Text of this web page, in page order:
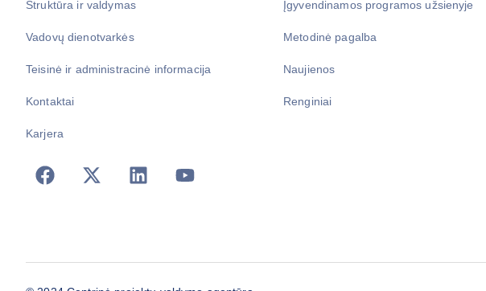
Struktūra ir valdymas
Vadovų dienotvarkės
Teisinė ir administracinė informacija
Kontaktai
Karjera
Įgyvendinamos programos užsienyje
Metodinė pagalba
Naujienos
Renginiai